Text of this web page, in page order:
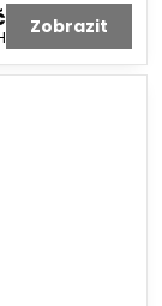
Zobrazit